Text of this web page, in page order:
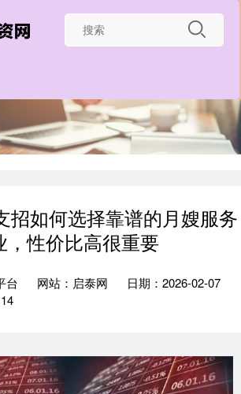
招如何选择靠谱的月嫂服务
，性价比高很重要
台 网站：启泰网
日期：2026-02-07